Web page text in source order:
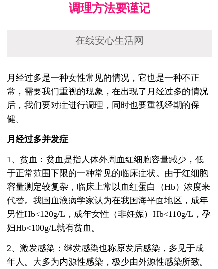
调理方法要谨记
在线安心生活网
月经过多是一种女性常见的情况，它也是一种不正
常，需要我们重视的现象，在出现了月经过多的情况
后，我们要对症进行调理，同时也要重视经期的保
健。
月经过多并发症
1、贫血：贫血是指人体外周血红细胞容量臧少，低
于正常范围下限的一种常见的临床症状。由于红细胞
容量测定较复杂，临床上常以血红蛋白（Hb）浓度来
代替。我国血液病学家认为在我国海平面地区，成年
男性Hb<120g/L，成年女性（非妊娠）Hb<110g/L，孕
妇Hb<100g/L就有贫血。
2、激发感染：继发感染也称原发后感染，多见于成
年人。大多为内源性感染，极少由外源性感染所致。